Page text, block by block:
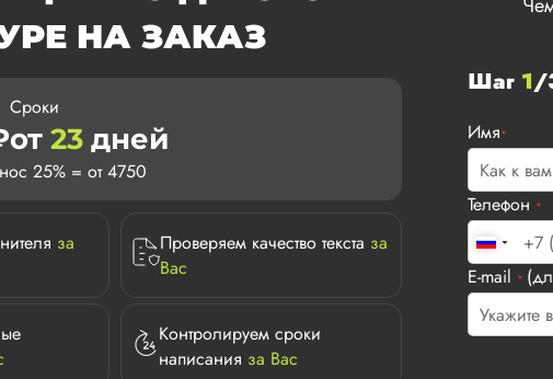
НА ЗАКАЗ
Сроки
от 23 дней
25% = от 4750
за
Проверяем качество текста за
Вас
Контролируем сроки
написания за Вас
Шаг 1/
Имя*
Телефон *
E-mail *